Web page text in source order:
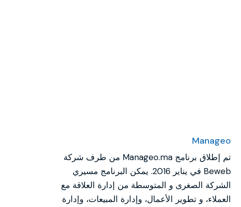
Manageo
تم إطلاق برنامج Manageo.ma من طرف شركة
Beweb في يناير 2016. يمكن البرنامج مسيري
الشركة الصغرى و المتوسطة من إدارة العلاقة مع
العملاء، و تطوير الأعمال، وإدارة المبيعات، وإدارة